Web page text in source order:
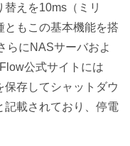
替えを10ms（ミリ
もこの基本機能を搭
らにNASサーバおよ
公式サイトには
保存してシャットダウ
記載されており、停電